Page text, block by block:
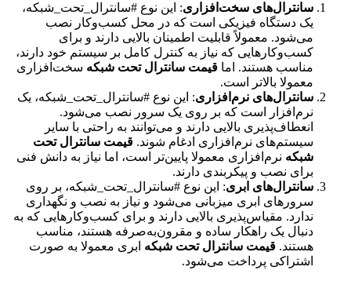
سانترال‌های سخت‌افزاری: این نوع #سانترال_تحت_شبکه،
یک دستگاه فیزیکی است که در محل کسب‌وکار نصب
می‌شود. معمولاً قابلیت اطمینان بالایی دارند و برای
کسب‌وکارهایی که نیاز به کنترل کامل بر سیستم خود دارند،
مناسب هستند. اما قیمت سانترال تحت شبکه سخت‌افزاری
معمولا بالاتر است.
سانترال‌های نرم‌افزاری: این نوع #سانترال_تحت_شبکه، یک
نرم‌افزار است که بر روی یک سرور نصب می‌شود.
انعطاف‌پذیری بالایی دارند و می‌توانند به راحتی با سایر
سیستم‌های نرم‌افزاری ادغام شوند. قیمت سانترال تحت
شبکه نرم‌افزاری معمولا پایین‌تر است، اما نیاز به دانش فنی
برای نصب و پیکربندی دارند.
سانترال‌های ابری: این نوع #سانترال_تحت_شبکه، بر روی
سرورهای ابری میزبانی می‌شود و نیاز به نصب و نگهداری
ندارد. مقیاس‌پذیری بالایی دارند و برای کسب‌وکارهایی که به
دنبال یک راهکار ساده و مقرون‌به‌صرفه هستند، مناسب
هستند. قیمت سانترال تحت شبکه ابری معمولا به صورت
اشتراکی پرداخت می‌شود.